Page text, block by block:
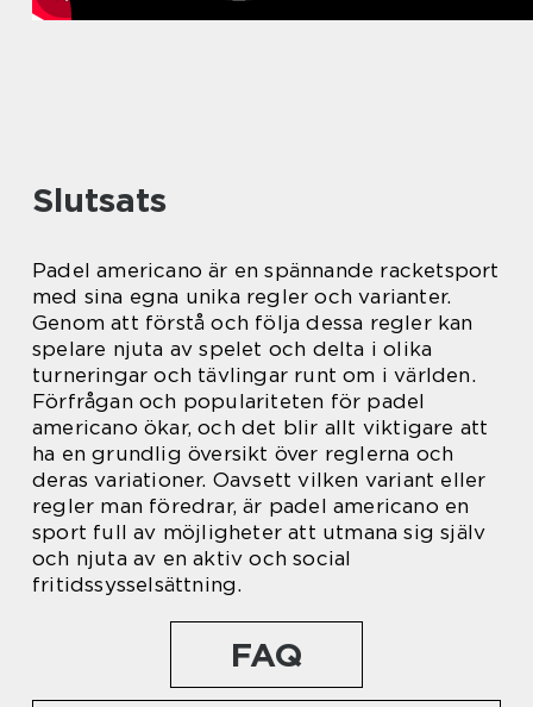
Slutsats
Padel americano är en spännande racketsport
med sina egna unika regler och varianter.
Genom att förstå och följa dessa regler kan
spelare njuta av spelet och delta i olika
turneringar och tävlingar runt om i världen.
Förfrågan och populariteten för padel
americano ökar, och det blir allt viktigare att
ha en grundlig översikt över reglerna och
deras variationer. Oavsett vilken variant eller
regler man föredrar, är padel americano en
sport full av möjligheter att utmana sig själv
och njuta av en aktiv och social
fritidssysselsättning.
FAQ